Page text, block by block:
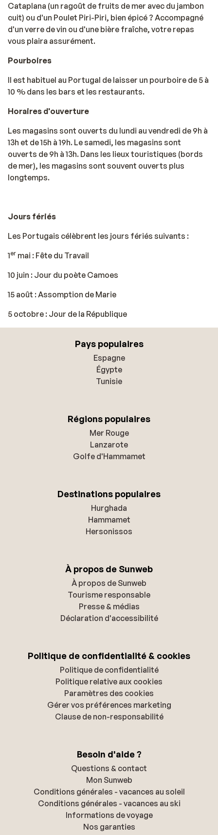
Cataplana (un ragoût de fruits de mer avec du jambon
cuit) ou d'un Poulet Piri-Piri, bien épicé ? Accompagné
d'un verre de vin ou d'une bière fraîche, votre repas
vous plaira assurément.
Pourboires
Il est habituel au Portugal de laisser un pourboire de 5 à
10 % dans les bars et les restaurants.
Horaires d'ouverture
Les magasins sont ouverts du lundi au vendredi de 9h à
13h et de 15h à 19h. Le samedi, les magasins sont
ouverts de 9h à 13h. Dans les lieux touristiques (bords
de mer), les magasins sont souvent ouverts plus
longtemps.
Jours fériés
Les Portugais célèbrent les jours fériés suivants :
1er mai : Fête du Travail
10 juin : Jour du poète Camoes
15 août : Assomption de Marie
5 octobre : Jour de la République
Pays populaires
Espagne
Égypte
Tunisie
Régions populaires
Mer Rouge
Lanzarote
Golfe d'Hammamet
Destinations populaires
Hurghada
Hammamet
Hersonissos
À propos de Sunweb
À propos de Sunweb
Tourisme responsable
Presse & médias
Déclaration d'accessibilité
Politique de confidentialité & cookies
Politique de confidentialité
Politique relative aux cookies
Paramètres des cookies
Gérer vos préférences marketing
Clause de non-responsabilité
Besoin d'aide ?
Questions & contact
Mon Sunweb
Conditions générales - vacances au soleil
Conditions générales - vacances au ski
Informations de voyage
Nos garanties